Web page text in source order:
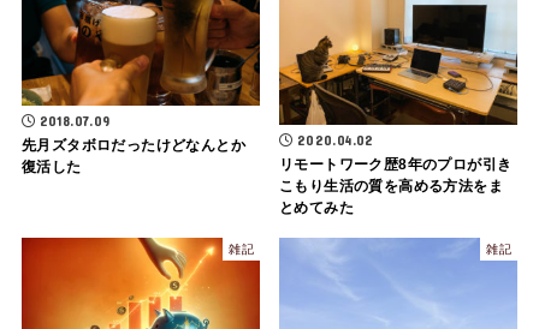
2018.07.09
先月ズタボロだったけどなんとか
復活した
2020.04.02
リモートワーク歴8年のプロが引き
こもり生活の質を高める方法をま
とめてみた
雑記 雑記